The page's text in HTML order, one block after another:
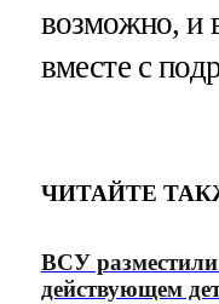
возможно, и
вместе с
ЧИТАЙТЕ
ВСУ
действующем